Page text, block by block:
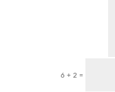
6 + 2 =